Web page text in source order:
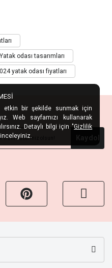
Yatak odası tasarımları
yatak odası fiyatları
etkin bir şekilde sunmak için
Web sayfamızı kullanarak
Detaylı bilgi için "Gizlilik
inceleyiniz.